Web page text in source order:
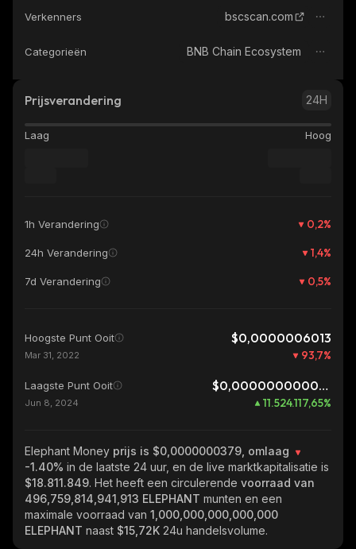
Verkenners bscscan.com
Categorieën BNB Chain Ecosystem
Prijsverandering 24H
Laag Hoog
1h Verandering 0,2%
24h Verandering 1,4%
7d Verandering 0,5%
Hoogste Punt Ooit $0,0000006013
Mar 31, 2022 93,7%
Laagste Punt Ooit $0,0000000000003
Jun 8, 2024 11.524.117,65%
Elephant Money prijs is $0,0000000379, omlaag
-1.40% in de laatste 24 uur, en de live marktkapitalisatie is
$18.811.849. Het heeft een circulerende voorraad van
496,759,814,941,913 ELEPHANT munten en een
maximale voorraad van 1,000,000,000,000,000
ELEPHANT naast $15,72K 24u handelsvolume.